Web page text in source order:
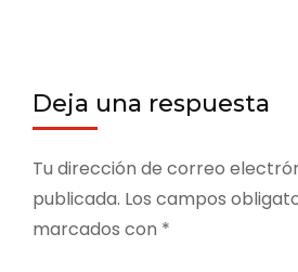
Deja una respuesta
Tu dirección de correo
publicada. Los campos
marcados con *